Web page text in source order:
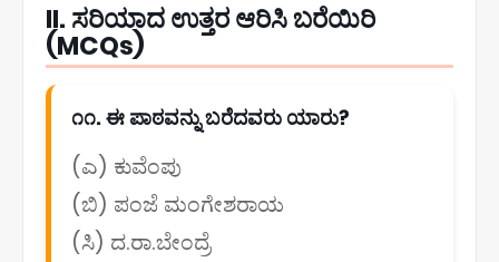
II. ಸರಿಯಾದ ಉತ್ತರ ಆರಿಸಿ ಬರೆಯಿರಿ
(MCQs)
೧೧. ಈ ಪಾಠವನ್ನು ಬರೆದವರು ಯಾರು?
(ಎ) ಕುವೆಂಪು
(ಬಿ) ಪಂಜೆ ಮಂಗೇಶರಾಯ
(ಸಿ) ದ.ರಾ.ಬೇಂದ್ರೆ